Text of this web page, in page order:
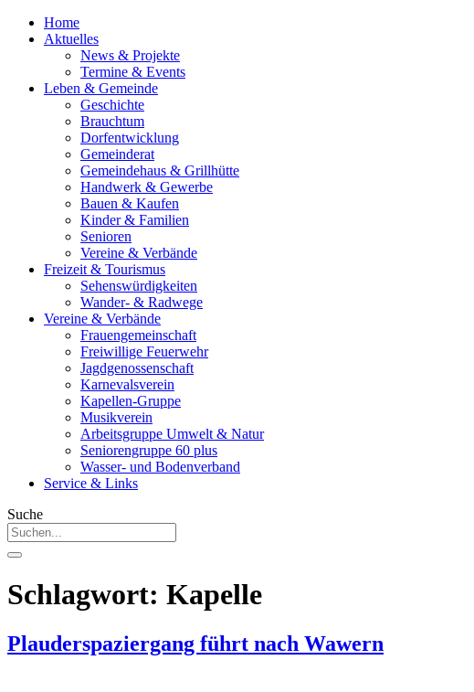
Home
Aktuelles
News & Projekte
Termine & Events
Leben & Gemeinde
Geschichte
Brauchtum
Dorfentwicklung
Gemeinderat
Gemeindehaus & Grillhütte
Handwerk & Gewerbe
Bauen & Kaufen
Kinder & Familien
Senioren
Vereine & Verbände
Freizeit & Tourismus
Sehenswürdigkeiten
Wander- & Radwege
Vereine & Verbände
Frauengemeinschaft
Freiwillige Feuerwehr
Jagdgenossenschaft
Karnevalsverein
Kapellen-Gruppe
Musikverein
Arbeitsgruppe Umwelt & Natur
Seniorengruppe 60 plus
Wasser- und Bodenverband
Service & Links
Suche
Schlagwort: Kapelle
Plauderspaziergang führt nach Wawern